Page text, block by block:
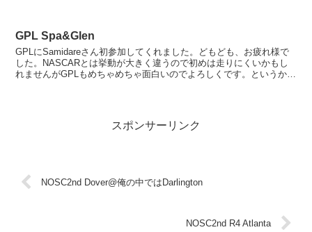
GPL Spa&Glen
GPLにSamidareさん初参加してくれました。どもども、お疲れ様で
した。NASCARとは挙動が大きく違うので初めは走りにくいかもし
れませんがGPLもめちゃめちゃ面白いのでよろしくです。というか
スポンサーリンク
NOSC2nd Dover@俺の中ではDarlington
NOSC2nd R4 Atlanta